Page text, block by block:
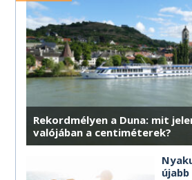
Rekordmélyen a Duna: mit
valójában a centiméterek?